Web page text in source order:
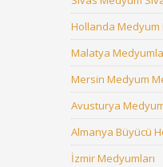
Hollanda
Malatya
Mersin Medyum
Avusturya
Almanya Büyücü
İzmir Medyumları